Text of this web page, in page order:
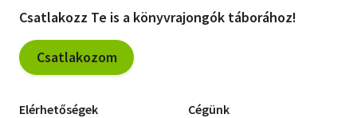
Csatlakozz Te is a könyvrajongók táborához!
Csatlakozom
Elérhetőségek Cégünk